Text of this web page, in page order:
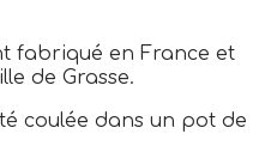
fabriqué en France et
de Grasse.
coulée dans un pot de